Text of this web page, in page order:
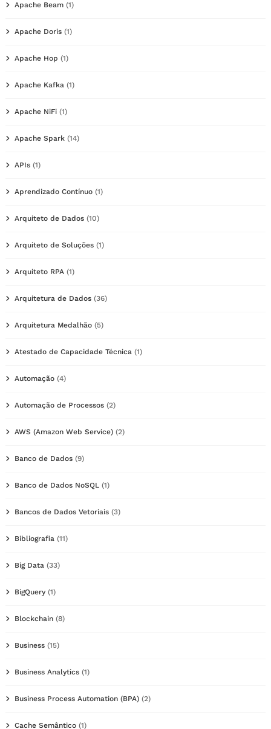
Apache Beam (1)
Apache Doris (1)
Apache Hop (1)
Apache Kafka (1)
Apache NiFi (1)
Apache Spark (14)
APIs (1)
Aprendizado Contínuo (1)
Arquiteto de Dados (10)
Arquiteto de Soluções (1)
Arquiteto RPA (1)
Arquitetura de Dados (36)
Arquitetura Medalhão (5)
Atestado de Capacidade Técnica (1)
Automação (4)
Automação de Processos (2)
AWS (Amazon Web Service) (2)
Banco de Dados (9)
Banco de Dados NoSQL (1)
Bancos de Dados Vetoriais (3)
Bibliografia (11)
Big Data (33)
BigQuery (1)
Blockchain (8)
Business (15)
Business Analytics (1)
Business Process Automation (BPA) (2)
Cache Semântico (1)